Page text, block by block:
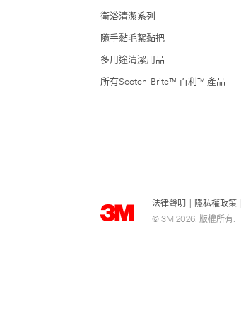
衛浴清潔系列
隨手黏毛絮黏把
多用途清潔用品
所有Scotch-Brite™ 百利™ 產品
法律聲明 隱私權政策
© 3M 2026. 版權所有.